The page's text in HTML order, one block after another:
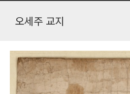
오세주 교지